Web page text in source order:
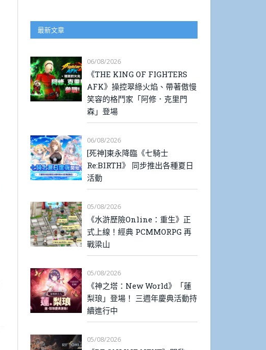
最新文章
06/08/2026
《THE KING OF FIGHTERS
AFK》操控翠綠火焰、帶著傲慢
笑容的格鬥家「阿修．克里門
森」登場
06/08/2026
[死神]東永降臨《七騎士
Re:BIRTH》 同步推出各種夏日
活動
05/08/2026
《水滸歷險Online：重生》正
式上線！經典 PCMMORPG 再
戰梁山
05/08/2026
《神之塔：New World》「蓮
梨琅」登場！ 三週年慶典活動持
續進行中
05/08/2026